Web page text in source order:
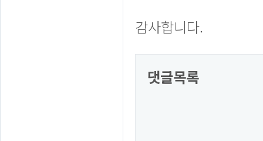
감사합니다.
댓글목록